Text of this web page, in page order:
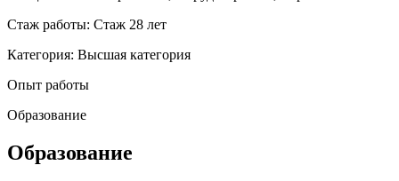
Стаж работы: Стаж 28 лет
Категория: Высшая категория
Опыт работы
Образование
Образование